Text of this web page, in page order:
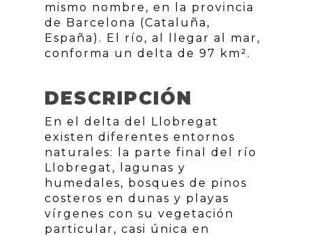
mismo nombre, en la provincia
de Barcelona (Cataluña,
España). El río, al llegar al mar,
conforma un delta de 97 km².
DESCRIPCIÓN
En el delta del Llobregat
existen diferentes entornos
naturales: la parte final del río
Llobregat, lagunas y
humedales, bosques de pinos
costeros en dunas y playas
vírgenes con su vegetación
particular, casi única en